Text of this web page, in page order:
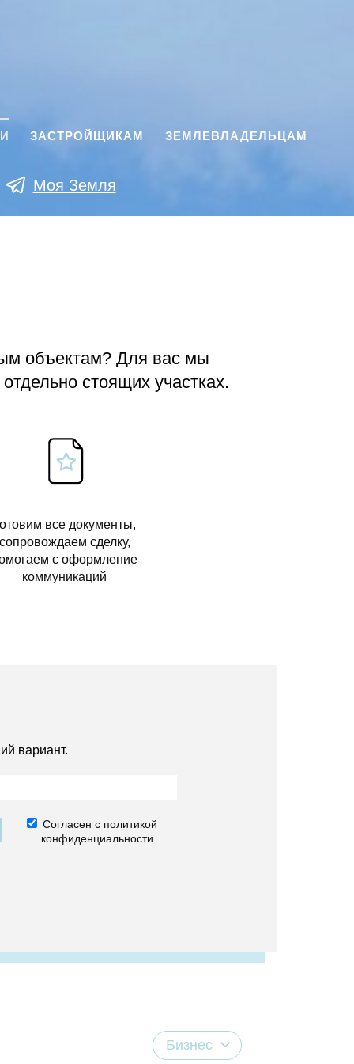
ЗАСТРОЙЩИКАМ ЗЕМЛЕВЛАДЕЛЬЦАМ
Моя Земля
объектам? Для вас мы
стоящих участках.
все документы,
сделку,
с оформление
коммуникаций
вариант.
Согласен с политикой
конфиденциальности
Бизнес